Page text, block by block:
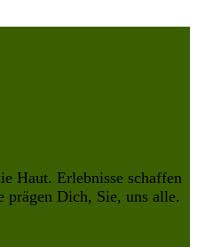
Haut. Erlebnisse schaffen
prägen Dich, Sie, uns alle.